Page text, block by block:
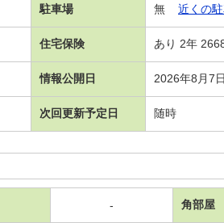
駐車場 無 近くの
住宅保険 あり 2年
情報公開日 2026年8月7日
次回更新予定日 随時
- 角部屋